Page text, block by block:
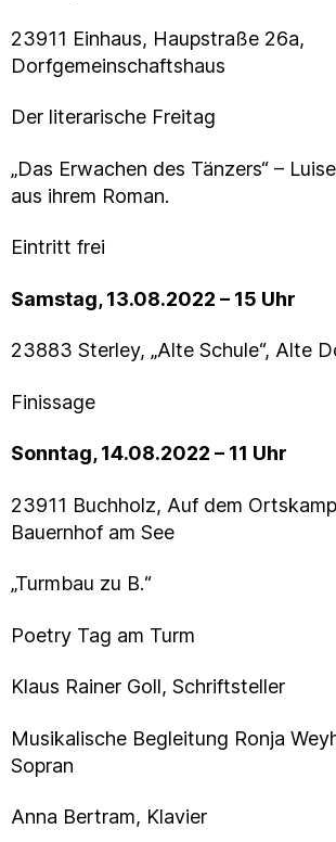
23911 Einhaus, Haupstraße 26a,
Dorfgemeinschaftshaus
Der literarische Freitag
„Das Erwachen des Tänzers“ –
aus ihrem Roman.
Eintritt frei
Samstag, 13.08.2022 – 15 Uhr
23883 Sterley, „Alte Schule“, Alte
Finissage
Sonntag, 14.08.2022 – 11 Uhr
23911 Buchholz, Auf dem
Bauernhof am See
„Turmbau zu B.“
Poetry Tag am Turm
Klaus Rainer Goll, Schriftsteller
Musikalische Begleitung Ronja
Sopran
Anna Bertram, Klavier